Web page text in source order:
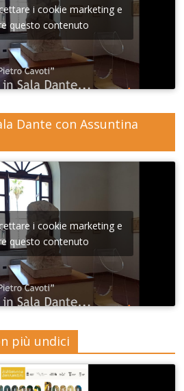
i cookie marketing e
questo contenuto
Dante con Assuntina
i cookie marketing e
questo contenuto
più undici